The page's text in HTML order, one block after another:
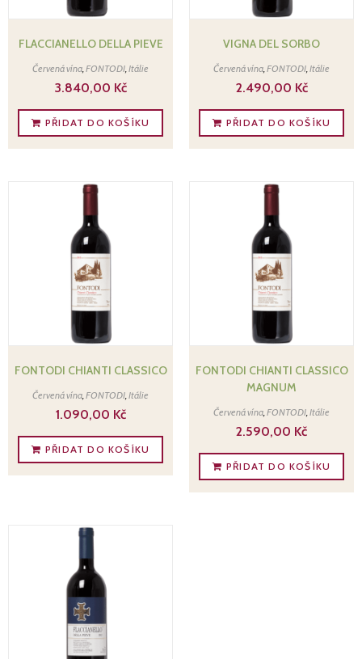
FLACCIANELLO DELLA PIEVE
Červená vína,FONTODI,Itálie
3.840,00 Kč
PŘIDAT DO KOŠÍKU
VIGNA DEL SORBO
Červená vína,FONTODI,Itálie
2.490,00 Kč
PŘIDAT DO KOŠÍKU
FONTODI CHIANTI CLASSICO
Červená vína,FONTODI,Itálie
1.090,00 Kč
PŘIDAT DO KOŠÍKU
FONTODI CHIANTI CLASSICO
MAGNUM
Červená vína,FONTODI,Itálie
2.590,00 Kč
PŘIDAT DO KOŠÍKU